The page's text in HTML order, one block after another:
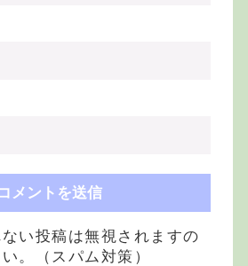
い投稿は無視されますの
。（スパム対策）